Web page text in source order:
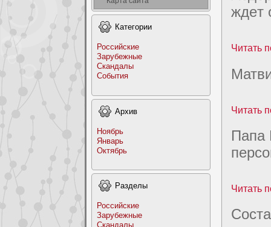
Категоpии
Российские
Заpyбежные
Скандалы
События
Архив
Ноябрь
Январь
Октябрь
Раздeлы
Российские
Заpyбежные
Скандалы
ждeт
Читать
Читать
Папа
Читать